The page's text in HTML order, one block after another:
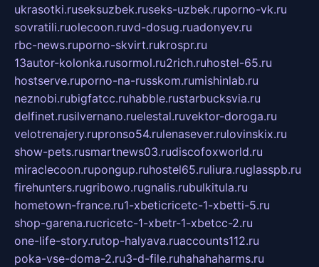
ukrasotki.ruseksuzbek.ruseks-uzbek.ruporno-vk.ru
sovratili.ruolecoon.ruvd-dosug.ruadonyev.ru
rbc-news.ruporno-skvirt.rukrospr.ru
13autor-kolonka.rusormol.ru2rich.ruhostel-65.ru
hostserve.ruporno-na-russkom.rumishinlab.ru
neznobi.rubigfatcc.ruhabble.rustarbucksvia.ru
delfinet.rusilvernano.ruelestal.ruvektor-doroga.ru
velotrenajery.rupronso54.rulenasever.rulovinskix.ru
show-pets.rusmartnews03.rudiscofoxworld.ru
miraclecoon.rupongup.ruhostel65.ruliura.ruglasspb.ru
firehunters.rugribowo.rugnalis.rubulkitula.ru
hometown-france.ru1-xbeticricetc-1-xbetti-5.ru
shop-garena.rucricetc-1-xbetr-1-xbetcc-2.ru
one-life-story.rutop-halyava.ruaccounts112.ru
poka-vse-doma-2.ru3-d-file.ruhahahaharms.ru